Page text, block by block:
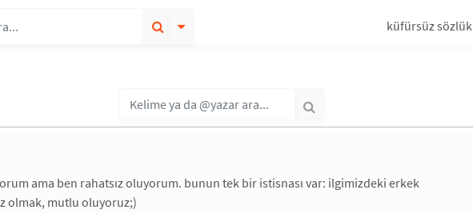
küfürsüz sözlük
ama ben rahatsız oluyorum. bunun tek bir istisnası var: ilgimizdeki erkek
olmak, mutlu oluyoruz;)